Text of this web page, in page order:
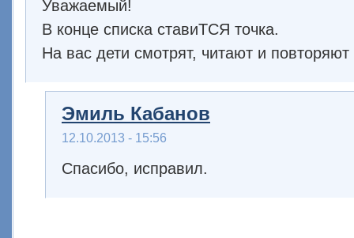
Уважаемый!
В конце списка ставиТСЯ точка.
На вас дети смотрят, читают и
Эмиль Кабанов
12.10.2013 - 15:56
Спасибо, исправил.